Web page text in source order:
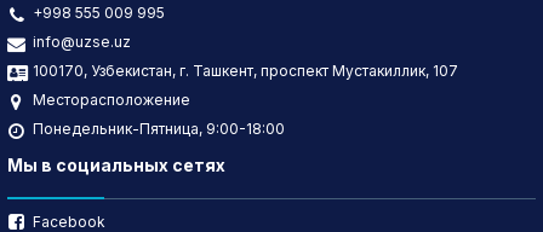
+998 555 009 995
info@uzse.uz
100170, Узбекистан, г. Ташкент, проспект Мустакиллик, 107
Месторасположение
Понедельник-Пятница, 9:00-18:00
Мы в социальных сетях
Facebook